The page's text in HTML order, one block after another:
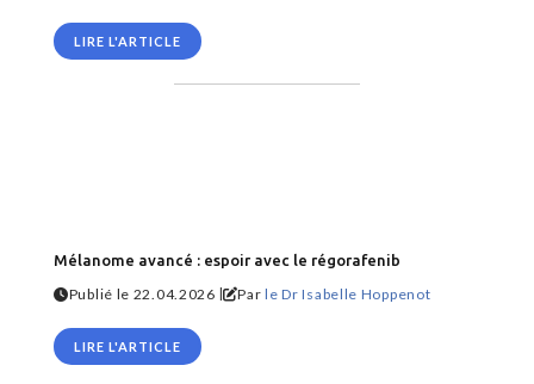
LIRE L'ARTICLE
Mélanome avancé : espoir avec le régorafenib
Publié le 22.04.2026 | Parle Dr Isabelle Hoppenot
LIRE L'ARTICLE